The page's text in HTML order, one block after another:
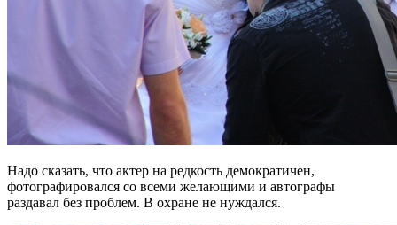
Надо сказать, что актер на редкость демократичен,
фотографировался со всеми желающими и автографы
раздавал без проблем. В охране не нуждался.